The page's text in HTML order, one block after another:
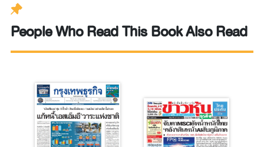
People Who Read This Book Also Read